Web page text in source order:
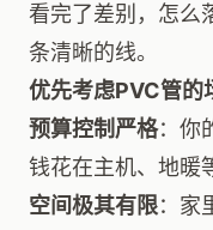
看完了差别，怎么
条清晰的线。
优先考虑PVC管的
预算控制严格：你
钱花在主机、地暖
空间极其有限：家